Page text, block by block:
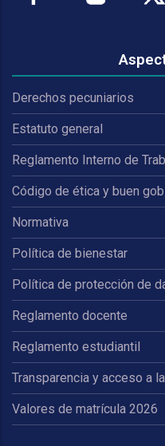
Derechos pecuniarios
Estatuto general
Reglamento Interno de
Código de ética y buen
Normativa
Política de bienestar
Política de protección de
Reglamento docente
Reglamento estudiantil
Transparencia y acceso a
Valores de matrícula 2026